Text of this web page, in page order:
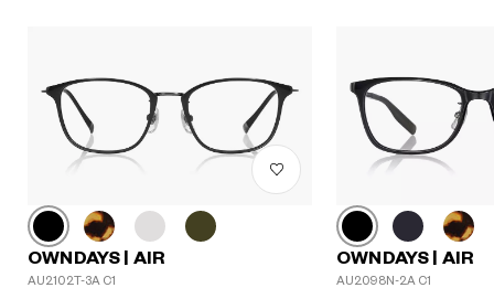
OWNDAYS | AIR
AU2102T-3A C1
OWNDAYS | AIR
AU2098N-2A C1